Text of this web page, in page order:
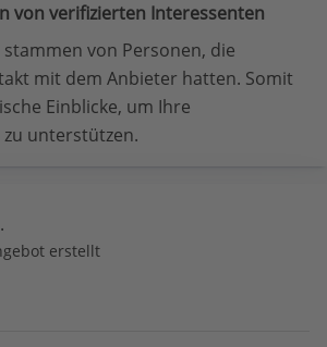
von verifizierten Interessenten
von Personen, die
mit dem Anbieter hatten. Somit
Einblicke, um Ihre
unterstützen.
erstellt